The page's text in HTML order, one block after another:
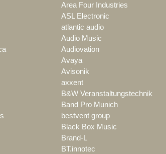
Area Four Industries
ASL Electronic
atlantic audio
Audio Music
Audiovation
Avaya
Avisonik
axxent
B&W Veranstaltungstechnik
Band Pro Munich
bestvent group
Black Box Music
Brand-L
BT.innotec